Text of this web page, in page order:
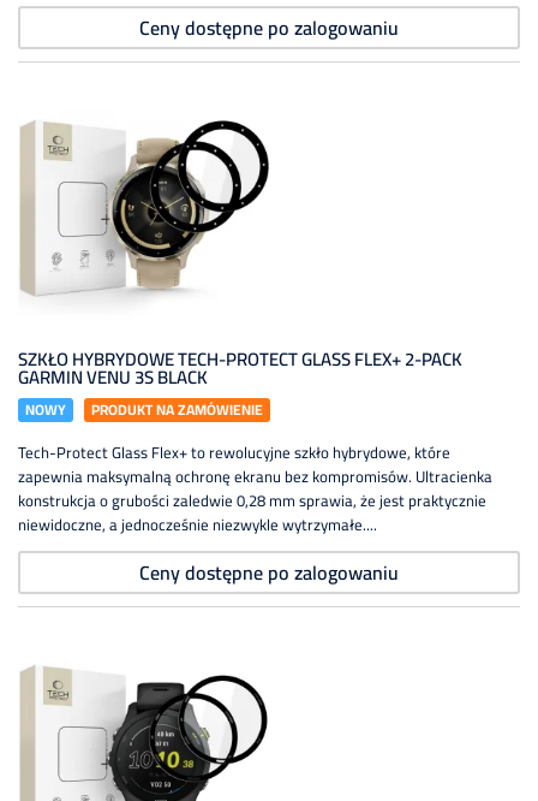
Ceny dostępne po zalogowaniu
SZKŁO HYBRYDOWE TECH-PROTECT GLASS FLEX+ 2-PACK
GARMIN VENU 3S BLACK
NOWY PRODUKT NA ZAMÓWIENIE
Tech-Protect Glass Flex+ to rewolucyjne szkło hybrydowe, które
zapewnia maksymalną ochronę ekranu bez kompromisów. Ultracienka
konstrukcja o grubości zaledwie 0,28 mm sprawia, że jest praktycznie
niewidoczne, a jednocześnie niezwykle wytrzymałe....
Ceny dostępne po zalogowaniu